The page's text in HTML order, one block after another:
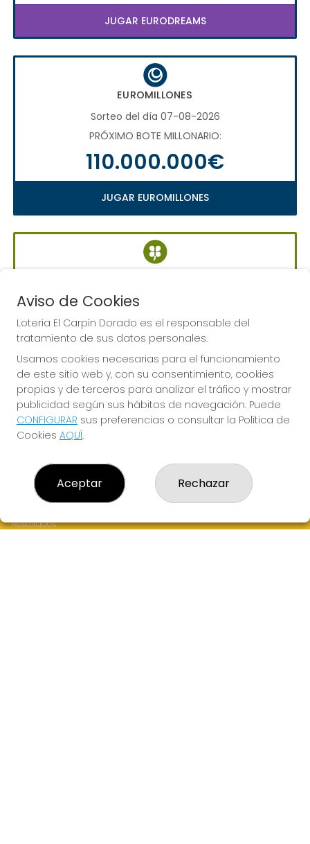
JUGAR EURODREAMS
EUROMILLONES
Sorteo del día 07-08-2026
PRÓXIMO BOTE MILLONARIO:
110.000.000€
JUGAR EUROMILLONES
Sorteo del día 06-08-2026
700.000€
JUGAR BONOLOTO
LOTERÍA EL CARPÍN DORADO
¿Quiénes somos?
Resultados
Aviso de Cookies
Lotería El Carpín Dorado es el responsable del
tratamiento de sus datos personales.
Usamos cookies necesarias para el funcionamiento
de este sitio web y, con su consentimiento, cookies
propias y de terceros para analizar el tráfico y mostrar
publicidad según sus hábitos de navegación. Puede
CONFIGURAR sus preferencias o consultar la Política de
Cookies AQUÍ.
Aceptar Rechazar